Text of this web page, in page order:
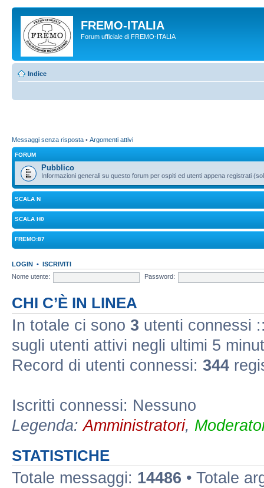
FREMO-ITALIA
Forum ufficiale di FREMO-ITALIA
Indice
Messaggi senza risposta • Argomenti attivi
FORUM
Pubblico
Informazioni generali su questo forum per ospiti ed utenti appena registrati
SCALA N
SCALA H0
FREMO:87
LOGIN • ISCRIVITI
Nome utente:
Password:
CHI C’È IN LINEA
In totale ci sono 3 utenti connessi
sugli utenti attivi negli ultimi 5
Record di utenti connessi: 344
Iscritti connessi: Nessuno
Legenda:Amministratori,
STATISTICHE
Totale messaggi: 14486 • Totale